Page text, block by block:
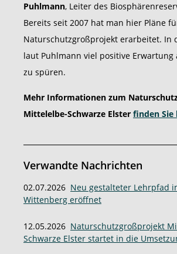
Puhlmann, Leiter des
Bereits seit 2007 hat man hier Pläne
Naturschutzgroßprojekt erarbeitet. In
laut Puhlmann viel positive Erwartung
zu spüren.
Mehr Informationen zum
Mittelelbe-Schwarze Elster finden Sie
Verwandte Nachrichten
02.07.2026 Neu gestalteter Lehrpfad
Wittenberg eröffnet
12.05.2026 Naturschutzgroßprojekt
Schwarze Elster startet in die